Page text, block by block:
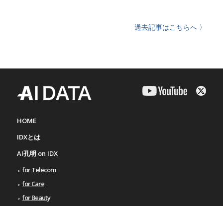
過去記事はこちらへ 〉
HOME
IDXとは
AI孔明 on IDX
for Telecom
for Care
for Beauty